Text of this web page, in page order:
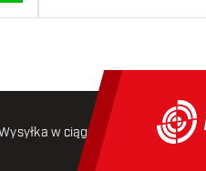
w ciągu 24 godzin